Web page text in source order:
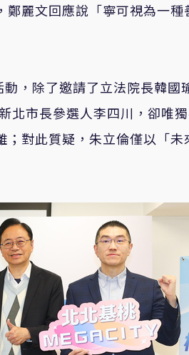
麗文回應說「寧可視為一種
，除了邀請了立法院長韓國
北市長參選人李四川，卻唯
對此質疑，朱立倫僅以「未